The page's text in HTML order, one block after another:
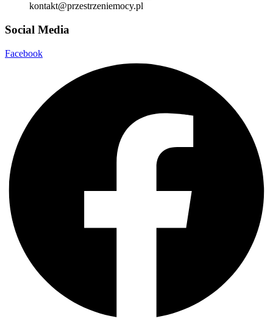
kontakt@przestrzeniemocy.pl
Social Media
Facebook